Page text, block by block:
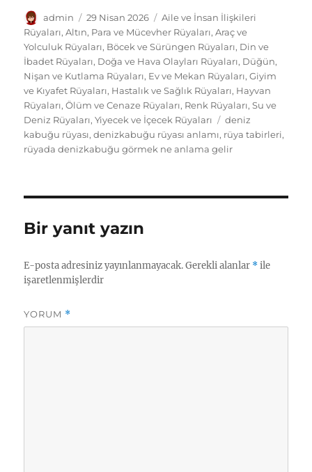
Yazar
admin
Yayın
tarihi
29 Nisan 2026 Kategoriler
Aile ve İnsan İlişkileri
Rüyaları,Altın, Para ve Mücevher Rüyaları,Araç ve
Yolculuk Rüyaları, Böcek ve Sürüngen Rüyaları, Din ve
İbadet Rüyaları, Doğa ve Hava Olayları Rüyaları, Düğün,
Nişan ve Kutlama Rüyaları, Ev ve Mekan Rüyaları,Giyim
ve Kıyafet Rüyaları, Hastalık ve Sağlık Rüyaları, Hayvan
Rüyaları,Ölüm ve Cenaze Rüyaları, Renk Rüyaları,Su ve
Deniz Rüyaları,Yiyecek ve İçecek Rüyaları Etiketler
deniz
kabuğu rüyası,denizkabuğu rüyası anlamı, rüya tabirleri,
rüyada denizkabuğu görmek ne anlama gelir
Bir yanıt yazın
E-posta adresiniz yayınlanmayacak. Gerekli alanlar *ile
işaretlenmişlerdir
YORUM *